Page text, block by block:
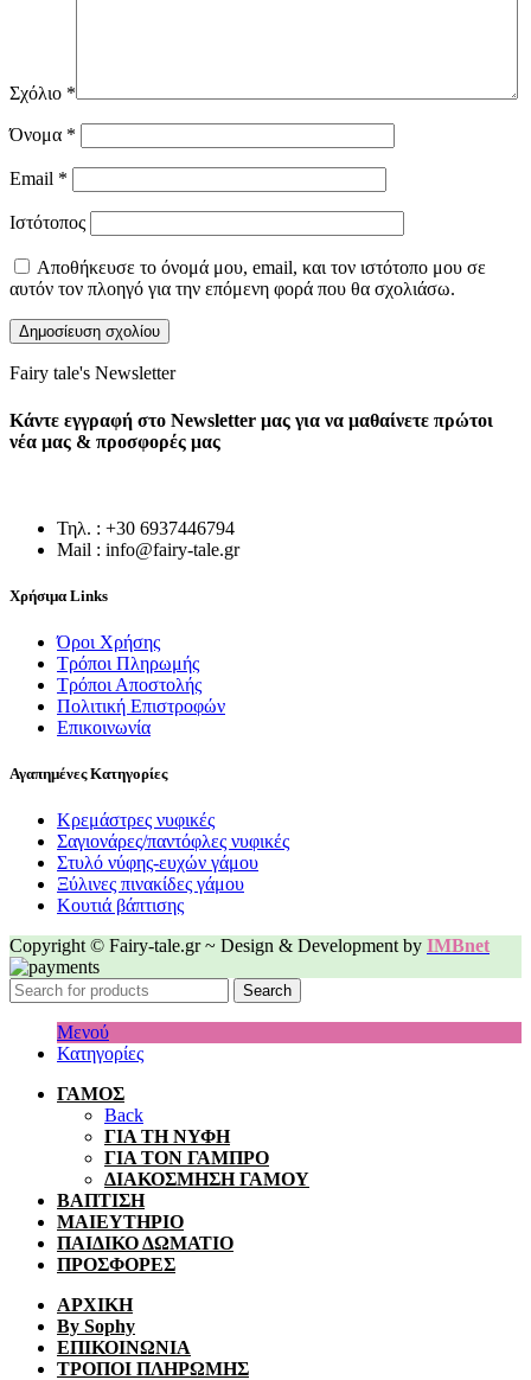
Σχόλιο *
Όνομα *
Email *
Ιστότοπος
Αποθήκευσε το όνομά μου, email, και τον ιστότοπο μου σε
αυτόν τον πλοηγό για την επόμενη φορά που θα σχολιάσω.
Fairy tale's Newsletter
Κάντε εγγραφή στο Newsletter μας για να μαθαίνετε πρώτοι
νέα μας & προσφορές μας
Τηλ. : +30 6937446794
Mail : info@fairy-tale.gr
Χρήσιμα Links
Όροι Χρήσης
Τρόποι Πληρωμής
Τρόποι Αποστολής
Πολιτική Επιστροφών
Επικοινωνία
Αγαπημένες Κατηγορίες
Κρεμάστρες νυφικές
Σαγιονάρες/παντόφλες νυφικές
Στυλό νύφης-ευχών γάμου
Ξύλινες πινακίδες γάμου
Κουτιά βάπτισης
Copyright © Fairy-tale.gr ~ Design & Development by IMBnet
Search
Μενού
Κατηγορίες
ΓΑΜΟΣ
Back
ΓΙΑ ΤΗ ΝΥΦΗ
ΓΙΑ ΤΟΝ ΓΑΜΠΡΟ
ΔΙΑΚΟΣΜΗΣΗ ΓΑΜΟΥ
ΒΑΠΤΙΣΗ
ΜΑΙΕΥΤΗΡΙΟ
ΠΑΙΔΙΚΟ ΔΩΜΑΤΙΟ
ΠΡΟΣΦΟΡΕΣ
ΑΡΧΙΚΗ
By Sophy
ΕΠΙΚΟΙΝΩΝΙΑ
ΤΡΟΠΟΙ ΠΛΗΡΩΜΗΣ